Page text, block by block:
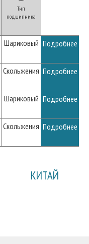
Тип
подшипника
Шариковый Подробнее
Скольжения Подробнее
Шариковый Подробнее
Скольжения Подробнее
КИТАЙ